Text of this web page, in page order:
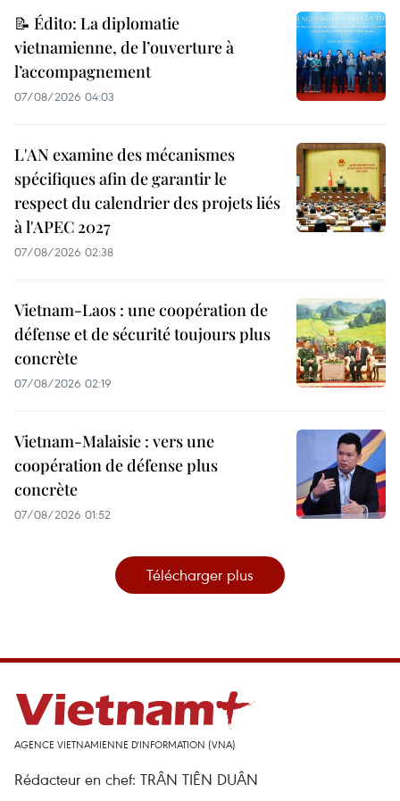
📝 Édito: La diplomatie
vietnamienne, de l’ouverture à
l’accompagnement
07/08/2026 04:03
L'AN examine des mécanismes
spécifiques afin de garantir le
respect du calendrier des projets liés
à l'APEC 2027
07/08/2026 02:38
Vietnam-Laos : une coopération de
défense et de sécurité toujours plus
concrète
07/08/2026 02:19
Vietnam-Malaisie : vers une
coopération de défense plus
concrète
07/08/2026 01:52
Télécharger plus
AGENCE VIETNAMIENNE D'INFORMATION (VNA)
Rédacteur en chef: TRÂN TIÊN DUÂN